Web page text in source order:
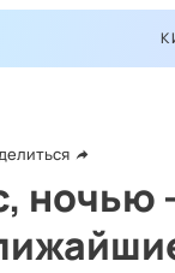
ночью